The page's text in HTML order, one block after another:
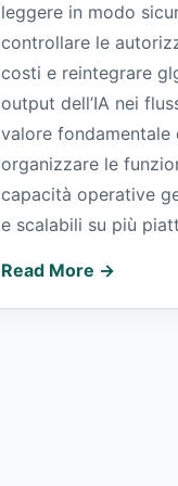
leggere in modo
controllare le
costi e reintegrare
output dell’IA nei
valore fondamentale
organizzare le
capacità operative
e scalabili su più
Read More →